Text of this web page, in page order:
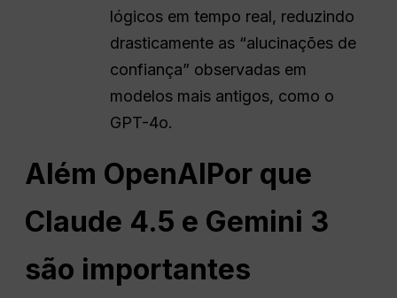
lógicos em tempo real, reduzindo
drasticamente as “alucinações de
confiança” observadas em
modelos mais antigos, como o
GPT-4o.
Além OpenAIPor que
Claude 4.5 e Gemini 3
são importantes